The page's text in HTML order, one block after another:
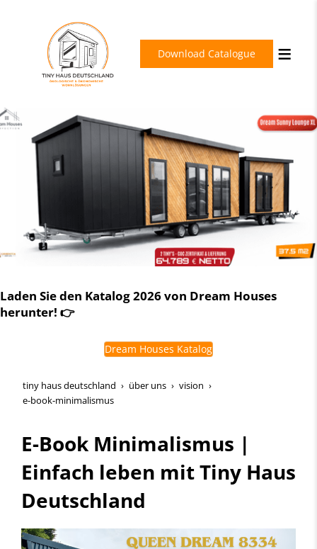
Download Catalogue
Laden Sie den Katalog 2026 von Dream Houses
herunter! 👉
Dream Houses Katalog
tiny haus deutschland über uns
vision
e-book-minimalismus
E-Book Minimalismus |
Einfach leben mit Tiny Haus
Deutschland